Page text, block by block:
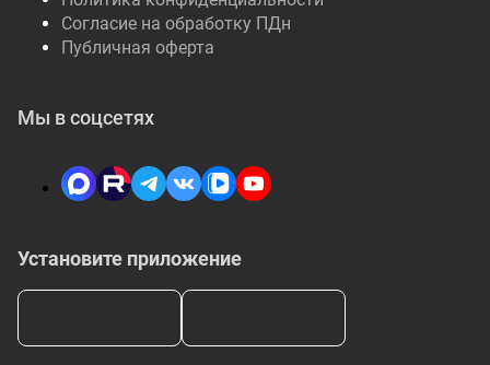
Согласие на обработку ПДн
Публичная оферта
Установите приложение
Мы в соцсетях